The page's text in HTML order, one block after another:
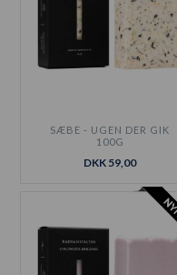
SÆBE - UGEN DER GIK
100G
DKK 59,00